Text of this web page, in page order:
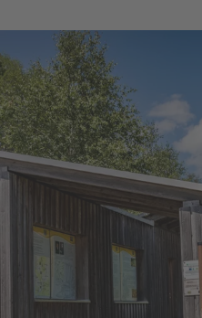
Start:direkt am
92526
Plechhammer
Quelle:destination.one ,